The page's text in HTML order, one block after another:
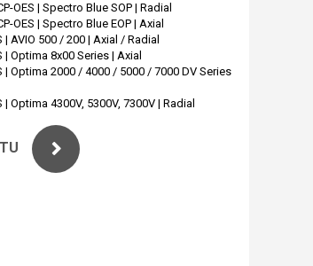
OES | Spectro Blue SOP | Radial
OES | Spectro Blue EOP | Axial
| AVIO 500 / 200 | Axial / Radial
| Optima 8x00 Series | Axial
| Optima 2000 / 4000 / 5000 / 7000 DV Series
| Optima 4300V, 5300V, 7300V | Radial